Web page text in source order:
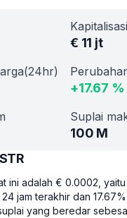
€ 11 jt
+17.67 %
Suplai
100 M
ini adalah € 0.0002,
jam terakhir dan
yang beredar